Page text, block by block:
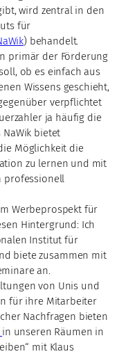
wird zentral in den
für
) behandelt.
primär der Förderung
ob es einfach aus
Wissens geschieht,
verpflichtet
ja häufig die
NaWik bietet
Möglichkeit die
zu lernen und mit
professionell
Werbeprospekt für
Hintergrund: Ich
Institut für
biete zusammen mit
an.
von Unis und
für ihre Mitarbeiter
Nachfragen bieten
in unseren Räumen in
mit Klaus